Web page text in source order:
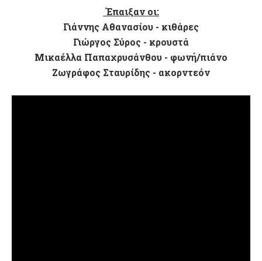
Έπαιξαν οι:
Γιάννης Αθανασίου - κιθάρες
Γιώργος Σύρος - κρουστά
Μικαέλλα Παπαχρυσάνθου - φωνή/πιάνο
Ζωγράφος Σταυρίδης - ακορντεόν